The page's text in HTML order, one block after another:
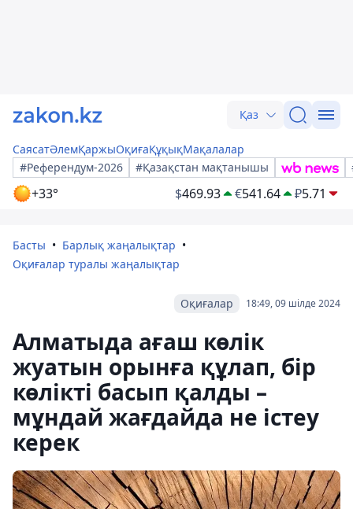
Қаз
СаясатӘлемҚаржыОқиғаҚұқықМақалалар
#Референдум-2026
#Қазақстан мақтанышы
+33° $469.93 €541.64 ₽5.71
Басты
Барлық жаңалықтар
Оқиғалар туралы жаңалықтар
18:49, 09 шілде 2024
Оқиғалар
Алматыда ағаш көлік
жуатын орынға құлап, бір
көлікті басып қалды –
мұндай жағдайда не істеу
керек